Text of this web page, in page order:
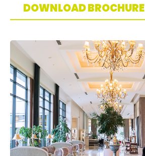
DOWNLOAD BROCHURE